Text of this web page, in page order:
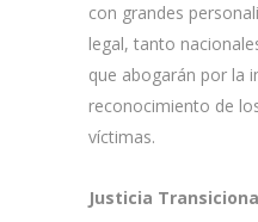
con grandes
legal, tanto
que abogarán por la
reconocimiento de
víctimas.
Justicia